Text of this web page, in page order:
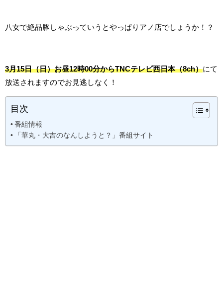
八女で絶品豚しゃぶっていうとやっぱりアノ店でしょうか！？
3月15日（日）お昼12時00分からTNCテレビ西日本（8ch）にて
放送されますのでお見逃しなく！
目次
番組情報
「華丸・大吉のなんしようと？」番組サイト